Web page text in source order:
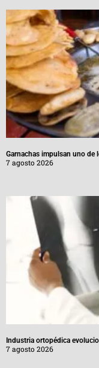
Garnachas impulsan uno de
7 agosto 2026
Industria ortopédica
7 agosto 2026